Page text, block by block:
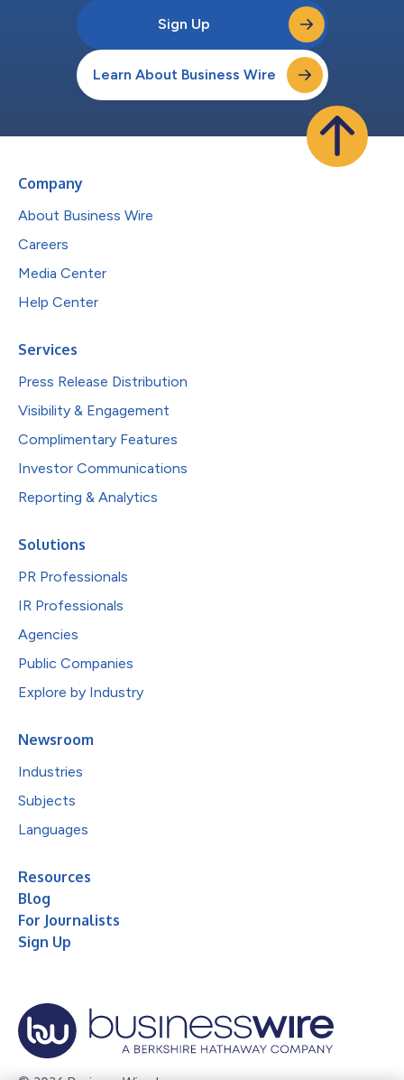
Sign Up
Learn About Business Wire
Company
About Business Wire
Careers
Media Center
Help Center
Services
Press Release Distribution
Visibility & Engagement
Complimentary Features
Investor Communications
Reporting & Analytics
Solutions
PR Professionals
IR Professionals
Agencies
Public Companies
Explore by Industry
Newsroom
Industries
Subjects
Languages
Resources
Blog
For Journalists
Sign Up